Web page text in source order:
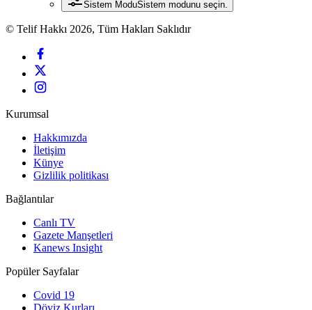
Sistem ModuSistem modunu seçin.
© Telif Hakkı 2026, Tüm Hakları Saklıdır
Kurumsal
Hakkımızda
İletişim
Künye
Gizlilik politikası
Bağlantılar
Canlı TV
Gazete Manşetleri
Kanews Insight
Popüler Sayfalar
Covid 19